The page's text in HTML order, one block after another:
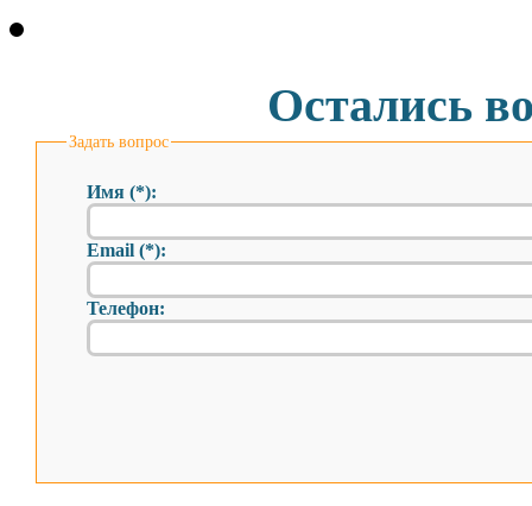
Остались
Задать вопрос
Имя (*):
Email (*):
Телефон: